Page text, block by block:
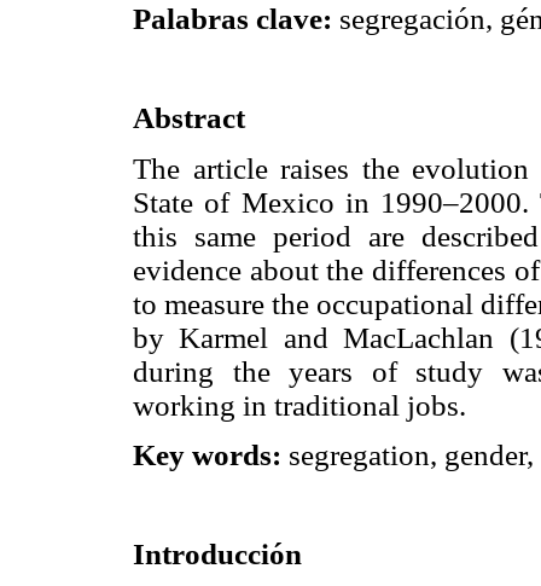
Palabras clave: segregación,
Abstract
The article raises the
State of Mexico in
this same period are
evidence about the differences
to measure the occupational
by Karmel and MacLachlan
during the years of study
working in traditional jobs.
Key words: segregation,
Introducción